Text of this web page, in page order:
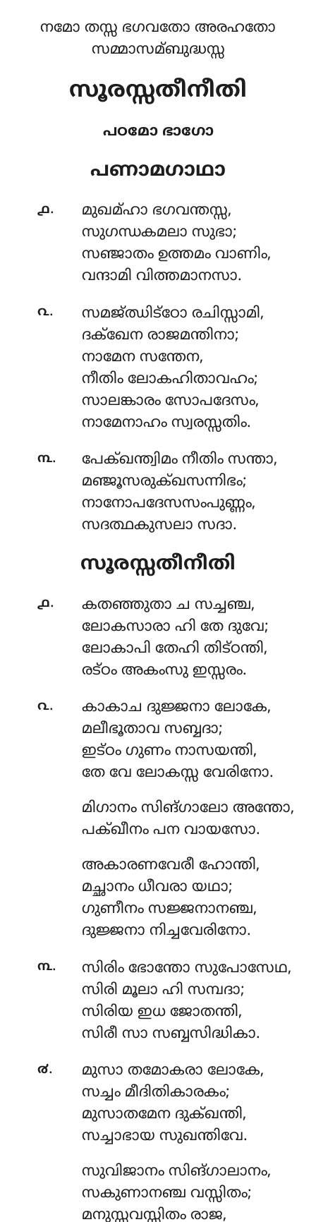
നമോ തസ്സ ഭഗവതോ അരഹതോ
സമ്മാസമ്ബുദ്ധസ്സ
സൂരസ്സതീനീതി
പഠമോ ഭാഗോ
പണാമഗാഥാ
൧. മുഖമ്ഹാ ഭഗവന്തസ്സ,
സുഗന്ധകമലാ സുഭാ;
സഞ്ജാതം ഉത്തമം വാണിം,
വന്ദാമി വിത്തമാനസാ.
൨.
സമജ്ഝിട്ഠോ രചിസ്സാമി,
ദക്ഖേന രാജമന്തിനാ;
നാമേന സന്തേന,
നീതിം ലോകഹിതാവഹം;
സാലങ്കാരം സോപദേസം,
നാമേനാഹം സ്വരസ്സതിം.
൩.
പേക്ഖന്ത്വിമം നീതിം സന്താ,
മഞ്ജൂസരുക്ഖസന്നിഭം;
നാനോപദേസസംപുണ്ണം,
സദത്ഥകുസലാ സദാ.
സൂരസ്സതീനീതി
൧. കതഞ്ഞുതാ ച സച്ചഞ്ച,
ലോകസാരാ ഹി തേ ദുവേ;
ലോകാപി തേഹി തിട്ഠന്തി,
രട്ഠം അകംസു ഇസ്സരം.
൨. കാകാച ദുജ്ജനാ ലോകേ,
മലീഭൂതാവ സബ്ബദാ;
ഇട്ഠം ഗുണം നാസയന്തി,
തേ വേ ലോകസ്സ വേരിനോ.
മിഗാനം സിങ്ഗാലോ അന്തോ,
പക്ഖീനം പന വായസോ.
അകാരണവേരീ ഹോന്തി,
മച്ഛാനം ധീവരാ യഥാ;
ഗുണീനം സജ്ജനാനഞ്ച,
ദുജ്ജനാ നിച്ചവേരിനോ.
൩. സിരിം ഭോന്തോ സുപോസേഥ,
സിരി മൂലാ ഹി സമ്പദാ;
സിരിയ ഇധ ജോതന്തി,
സിരീ സാ സബ്ബസിദ്ധികാ.
൪. മുസാ തമോകരാ ലോകേ,
സച്ചം മീദിതികാരകം;
മുസാതമേന ദുക്ഖന്തി,
സച്ചാഭായ സുഖന്തിവേ.
സുവിജാനം സിങ്ഗാലാനം,
സകുണാനഞ്ച വസ്സിതം;
മനുസ്സവസ്സിതം രാജ,